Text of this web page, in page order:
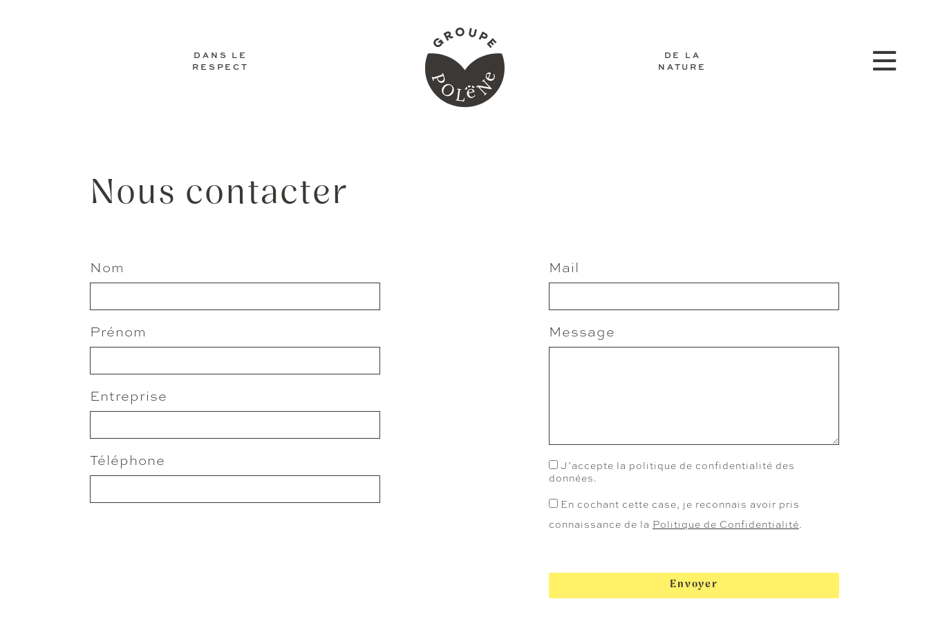
DANS LE
RESPECT
DE LA
NATURE
Nous contacter
Nom
Prénom
Entreprise
Téléphone
Mail
Message
J’accepte la politique de confidentialité des
données.
En cochant cette case, je reconnais avoir pris
connaissance de la Politique de Confidentialité.
Envoyer